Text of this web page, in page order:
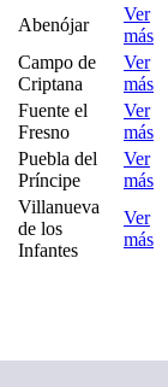
Abenójar
Ver
más
Campo de
Criptana
Ver
más
Fuente el
Fresno
Ver
más
Puebla del
Príncipe
Ver
más
Villanueva
de los
Infantes
Ver
más